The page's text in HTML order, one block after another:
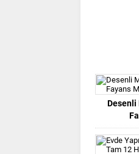
Desenli